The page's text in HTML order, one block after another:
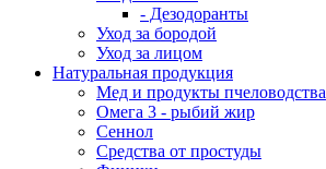
- Дезодоранты
Уход за бородой
Уход за лицом
Натуральная продукция
Мед и продукты пчеловодства
Омега 3 - рыбий жир
Сеннол
Средства от простуды